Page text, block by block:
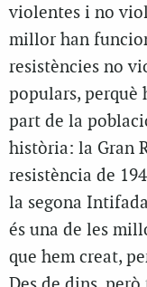
violentes i no
millor han
resistències no
populars,
part de la
història: la Gran
resistència de
la segona
és una de les
que hem creat,